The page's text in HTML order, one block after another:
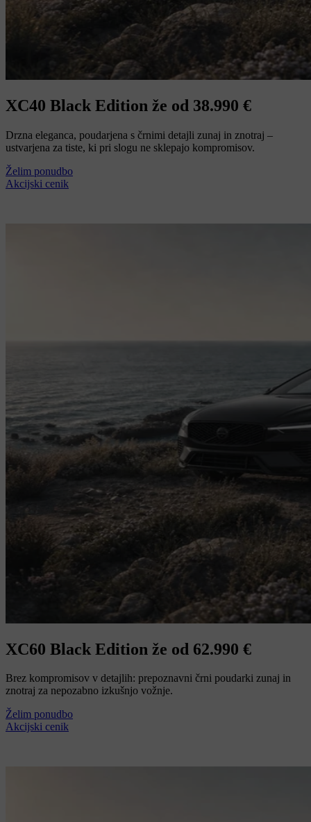
XC40 Black Edition že od 38.990 €
Drzna eleganca, poudarjena s črnimi detajli zunaj in znotraj –
ustvarjena za tiste, ki pri slogu ne sklepajo kompromisov.
Želim ponudbo
Akcijski cenik
XC60 Black Edition že od 62.990 €
Brez kompromisov v detajlih: prepoznavni črni poudarki zunaj in
znotraj za nepozabno izkušnjo vožnje.
Želim ponudbo
Akcijski cenik